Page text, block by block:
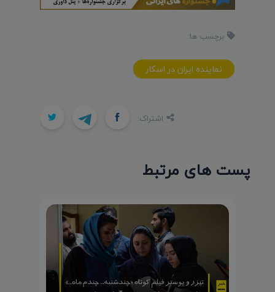
برچسب ها:
نماينده ايران در اسکار
اشتراک:
پست های مرتبط